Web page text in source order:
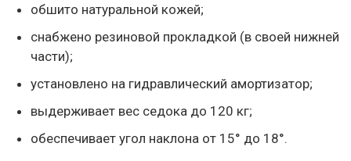
обшито натуральной кожей;
снабжено резиновой прокладкой (в своей нижней
части);
установлено на гидравлический амортизатор;
выдерживает вес седока до 120 кг;
обеспечивает угол наклона от 15° до 18°.